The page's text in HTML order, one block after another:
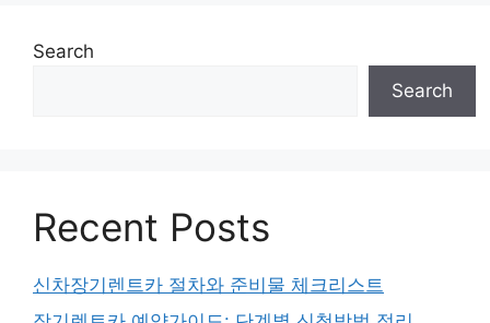
Search
Search
Recent Posts
신차장기렌트카 절차와 준비물 체크리스트